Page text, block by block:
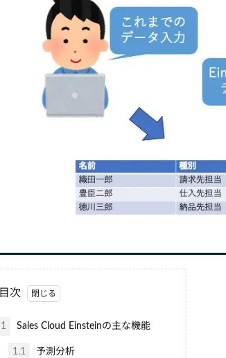
目次
1 Sales Cloud Einsteinの主な機能
1.1 予測分析